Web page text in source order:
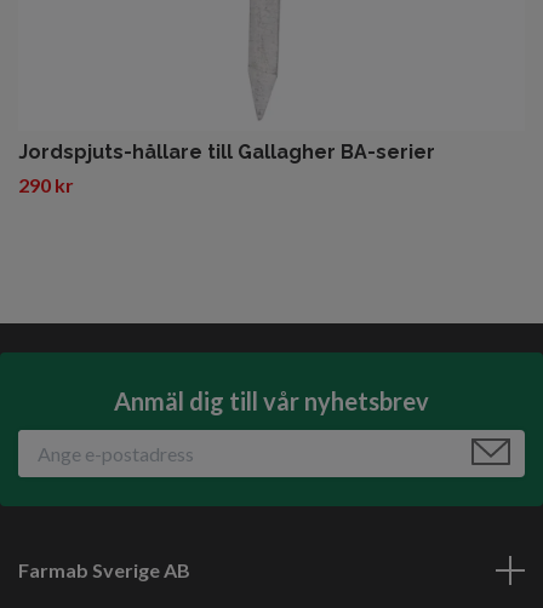
Jordspjuts-hållare till Gallagher BA-serier
290 kr
Anmäl dig till vår nyhetsbrev
Farmab Sverige AB